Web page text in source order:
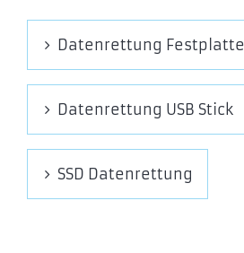
Datenrettung Festplatte
Datenrettung USB Stick
SSD Datenrettung